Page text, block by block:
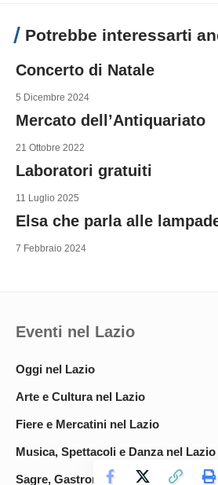
Potrebbe interessarti
Concerto di Natale
5 Dicembre 2024
Mercato dell’Antiquariato
21 Ottobre 2022
Laboratori gratuiti
11 Luglio 2025
Elsa che parla alle
7 Febbraio 2024
Eventi nel Lazio
Oggi nel Lazio
Arte e Cultura nel Lazio
Fiere e Mercatini nel Lazio
Musica, Spettacoli e Danza nel Lazio
Sagre, Gastronomia e Tradizioni nel